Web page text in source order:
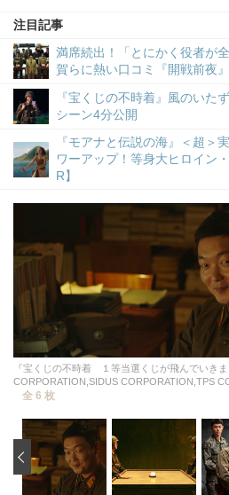
注目記事
満席続出！「とにかく役者が
賀らに熱い口コミ『開戦前夜』
『宝くじの不時着』風のいた
シーン4分公開
『モアナと伝説の海』＜超＞
ワーアップ！等身大ヒロイン
R】
『宝くじの不時着 １等当選くじが飛んでいき
CORPORATION,SIDUS CORPORATION,TPS
全 6 枚
‹